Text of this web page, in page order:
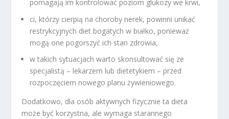
pomagają im kontrolować poziom glukozy we krwi,
ci, którzy cierpią na choroby nerek, powinni unikać
restrykcyjnych diet bogatych w białko, ponieważ
mogą one pogorszyć ich stan zdrowia,
w takich sytuacjach warto skonsultować się ze
specjalistą – lekarzem lub dietetykiem – przed
rozpoczęciem nowego planu żywieniowego.
Dodatkowo, dla osób aktywnych fizycznie ta dieta
może być korzystna, ale wymaga starannego